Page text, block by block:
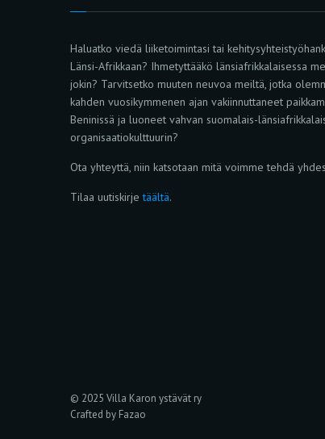
Haluatko viedä liiketoimintasi tai
Länsi-Afrikkaan? Ihmetyttääkö länsiafrikkalaisessa
jokin? Tarvitsetko muuten neuvoa meiltä, jotka
kahden vuosikymmenen ajan vakiinnuttaneet
Beninissä ja luoneet vahvan suomalais-
organisaatiokulttuurin?
Ota yhteyttä, niin katsotaan mitä voimme tehdä
Tilaa uutiskirjetäältä.
© 2025 Villa Karon ystävät ry
Crafted by Fazao